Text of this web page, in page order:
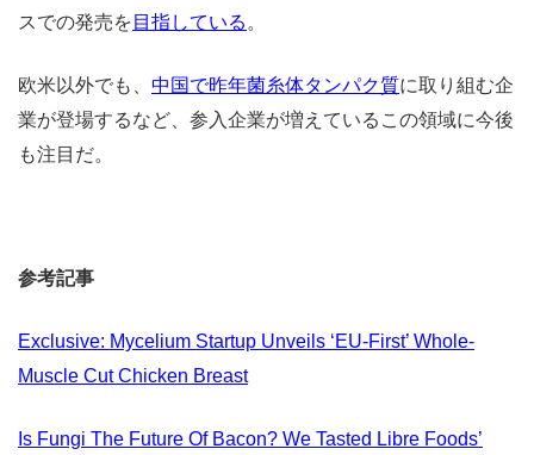
スでの発売を 目指している 。
欧米以外でも、 中国で昨年菌糸体タンパク質に取り組む企
業が登場するなど、参入企業が増えているこの領域に今後
も注目だ。
参考記事
Exclusive: Mycelium Startup Unveils ‘EU-First’ Whole-
Muscle Cut Chicken Breast
Is Fungi The Future Of Bacon? We Tasted Libre Foods’